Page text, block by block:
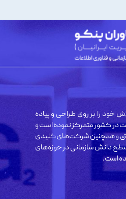
خود را بر روی طراحی و پیاده
در کشور متمرکز نموده است و
و همچنین شرکت‌های کلیدی
دانش سازمانی در حوزه‌های
است.